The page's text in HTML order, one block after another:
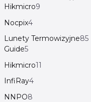
Hikmicro9
Nocpix4
Lunety Termowizyjne85
Guide5
Hikmicro11
InfiRay4
NNPO8